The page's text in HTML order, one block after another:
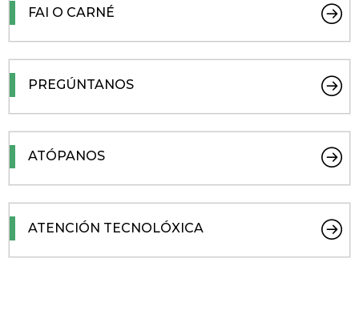
FAI O CARNÉ
PREGÚNTANOS
ATÓPANOS
ATENCIÓN TECNOLÓXICA